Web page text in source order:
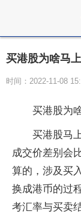
买港股为啥马
时间：2022-11-08
买港股为
买港股马
成交价差别会
算的，涉及买
换成港币的过
考汇率与买卖